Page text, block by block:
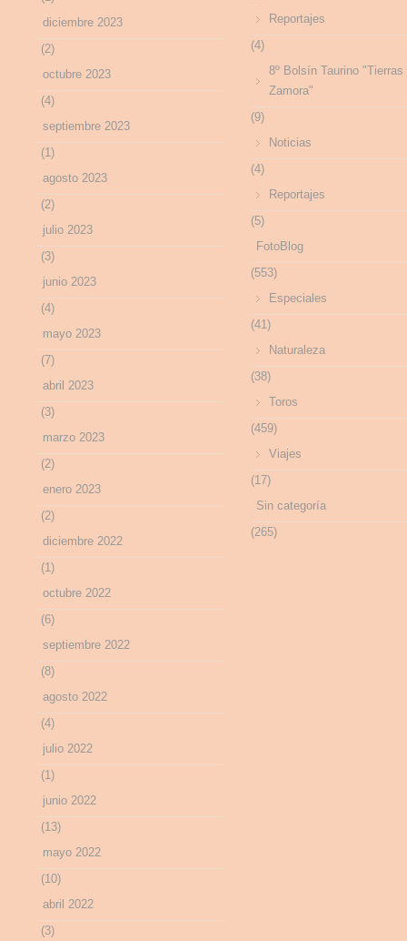
diciembre 2023
(2)
octubre 2023
(4)
septiembre 2023
(1)
agosto 2023
(2)
julio 2023
(3)
junio 2023
(4)
mayo 2023
(7)
abril 2023
(3)
marzo 2023
(2)
enero 2023
(2)
diciembre 2022
(1)
octubre 2022
(6)
septiembre 2022
(8)
agosto 2022
(4)
julio 2022
(1)
junio 2022
(13)
mayo 2022
(10)
abril 2022
(3)
Reportajes
(4)
8º Bolsín Taurino "Tierras
Zamora"
(9)
Noticias
(4)
Reportajes
(5)
FotoBlog
(553)
Especiales
(41)
Naturaleza
(38)
Toros
(459)
Viajes
(17)
Sin categoría
(265)